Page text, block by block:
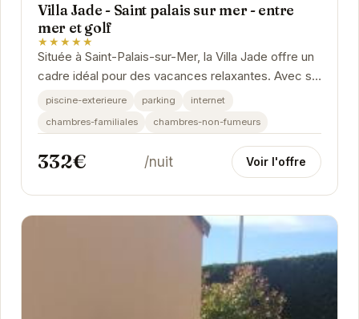
Villa Jade - Saint palais sur mer - entre
mer et golf
★★★★★
Située à Saint-Palais-sur-Mer, la Villa Jade offre un
cadre idéal pour des vacances relaxantes. Avec sa
piscine extérieure, son parking privé et...
piscine-exterieure parking
internet
chambres-familiales
chambres-non-fumeurs
332€ /nuit Voir l'offre